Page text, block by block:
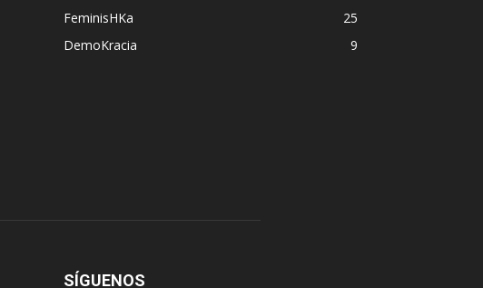
FeminisHKa
25
DemoKracia
9
SÍGUENOS